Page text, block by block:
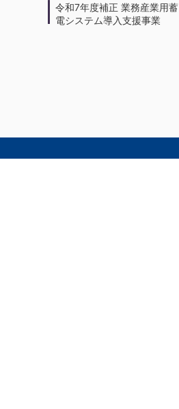
令和7年度補正 業務産業用蓄
電システム導入支援事業